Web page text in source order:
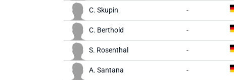
C. Skupin -
C. Berthold -
S. Rosenthal -
A. Santana -